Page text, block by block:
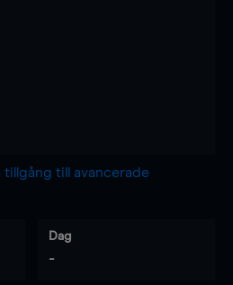
till avancerade
Dag
-